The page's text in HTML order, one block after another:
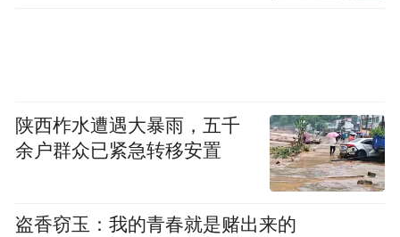
陕西柞水遭遇大暴雨，五千
余户群众已紧急转移安置
盗香窃玉：我的青春就是赌出来的